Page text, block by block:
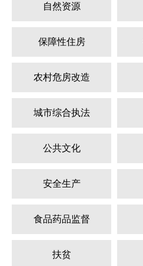
自然资源
保障性住房
农村危房改造
城市综合执法
公共文化
安全生产
食品药品监督
扶贫